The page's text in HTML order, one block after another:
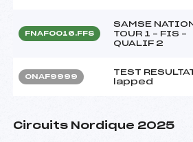
FNAF0016.FFS
SAMSE
TOUR 1 – FIS –
QUALIF 2
ONAF9999
TEST
lapped
Circuits Nordique 2025